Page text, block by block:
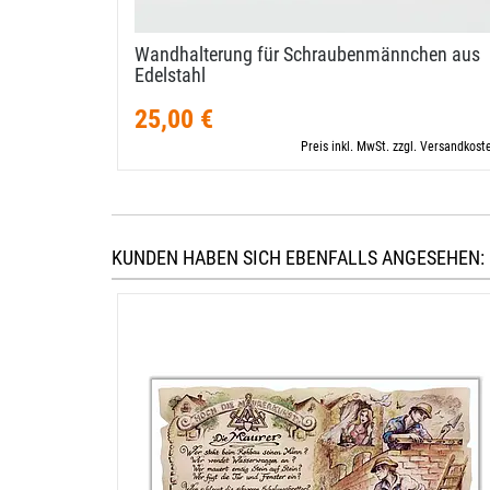
Wandhalterung für Schraubenmännchen aus
Edelstahl
25,00 €
Preis inkl. MwSt. zzgl.
KUNDEN HABEN SICH EBENFALLS ANGESEHEN: